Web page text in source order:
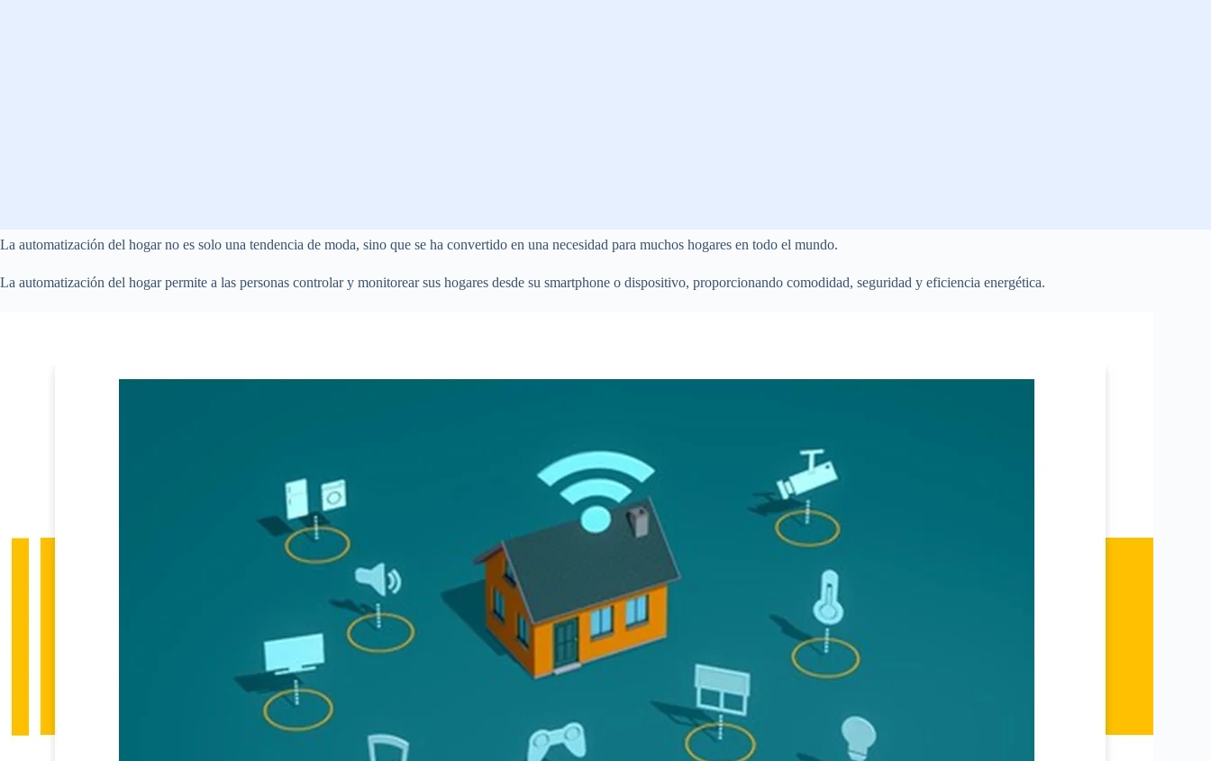
La automatización del hogar no es solo una tendencia de moda, sino que se ha convertido en una necesidad para muchos hogares en todo el mundo.
La automatización del hogar permite a las personas controlar y monitorear sus hogares desde su smartphone o dispositivo, proporcionando comodidad, seguridad y eficiencia energética.